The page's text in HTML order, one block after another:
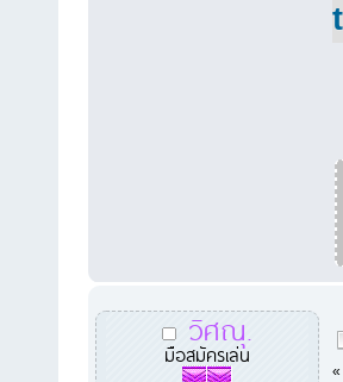
วิศณุ.
มือสมัครเล่น
«